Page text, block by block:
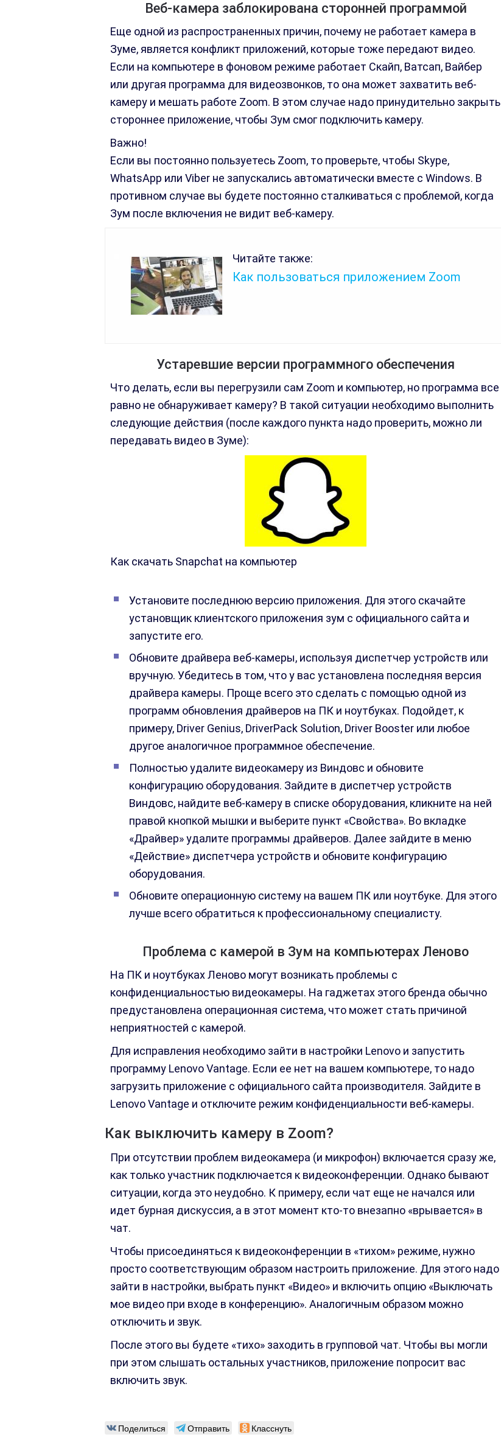
Веб-камера заблокирована сторонней программой
Еще одной из распространенных причин, почему не работает камера в
Зуме, является конфликт приложений, которые тоже передают видео.
Если на компьютере в фоновом режиме работает Скайп, Ватсап, Вайбер
или другая программа для видеозвонков, то она может захватить веб-
камеру и мешать работе Zoom. В этом случае надо принудительно закрыть
стороннее приложение, чтобы Зум смог подключить камеру.
Важно!
Если вы постоянно пользуетесь Zoom, то проверьте, чтобы Skype,
WhatsApp или Viber не запускались автоматически вместе с Windows. В
противном случае вы будете постоянно сталкиваться с проблемой, когда
Зум после включения не видит веб-камеру.
Читайте также:
Как пользоваться приложением Zoom
Устаревшие версии программного обеспечения
Что делать, если вы перегрузили сам Zoom и компьютер, но программа все
равно не обнаруживает камеру? В такой ситуации необходимо выполнить
следующие действия (после каждого пункта надо проверить, можно ли
передавать видео в Зуме):
Как скачать Snapchat на компьютер
Установите последнюю версию приложения. Для этого скачайте
установщик клиентского приложения зум с официального сайта и
запустите его.
Обновите драйвера веб-камеры, используя диспетчер устройств или
вручную. Убедитесь в том, что у вас установлена последняя версия
драйвера камеры. Проще всего это сделать с помощью одной из
программ обновления драйверов на ПК и ноутбуках. Подойдет, к
примеру, Driver Genius, DriverPack Solution, Driver Booster или любое
другое аналогичное программное обеспечение.
Полностью удалите видеокамеру из Виндовс и обновите
конфигурацию оборудования. Зайдите в диспетчер устройств
Виндовс, найдите веб-камеру в списке оборудования, кликните на ней
правой кнопкой мышки и выберите пункт «Свойства». Во вкладке
«Драйвер» удалите программы драйверов. Далее зайдите в меню
«Действие» диспетчера устройств и обновите конфигурацию
оборудования.
Обновите операционную систему на вашем ПК или ноутбуке. Для этого
лучше всего обратиться к профессиональному специалисту.
Проблема с камерой в Зум на компьютерах Леново
На ПК и ноутбуках Леново могут возникать проблемы с
конфиденциальностью видеокамеры. На гаджетах этого бренда обычно
предустановлена операционная система, что может стать причиной
неприятностей с камерой.
Для исправления необходимо зайти в настройки Lenovo и запустить
программу Lenovo Vantage. Если ее нет на вашем компьютере, то надо
загрузить приложение с официального сайта производителя. Зайдите в
Lenovo Vantage и отключите режим конфиденциальности веб-камеры.
Как выключить камеру в Zoom?
При отсутствии проблем видеокамера (и микрофон) включается сразу же,
как только участник подключается к видеоконференции. Однако бывают
ситуации, когда это неудобно. К примеру, если чат еще не начался или
идет бурная дискуссия, а в этот момент кто-то внезапно «врывается» в
чат.
Чтобы присоединяться к видеоконференции в «тихом» режиме, нужно
просто соответствующим образом настроить приложение. Для этого надо
зайти в настройки, выбрать пункт «Видео» и включить опцию «Выключать
мое видео при входе в конференцию». Аналогичным образом можно
отключить и звук.
После этого вы будете «тихо» заходить в групповой чат. Чтобы вы могли
при этом слышать остальных участников, приложение попросит вас
включить звук.
Поделиться Отправить Класснуть